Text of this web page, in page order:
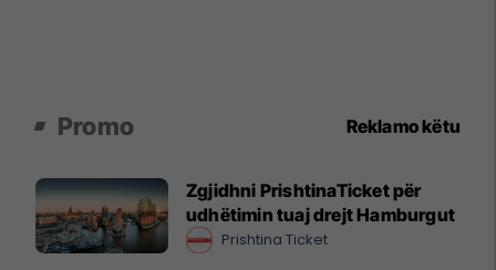
Promo Reklamo këtu
Zgjidhni PrishtinaTicket për
udhëtimin tuaj drejt Hamburgut
Prishtina Ticket